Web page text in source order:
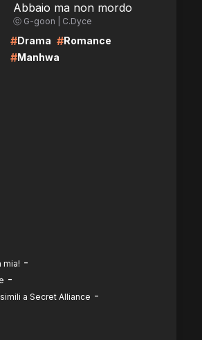
Abbaio ma non mordo
ⓒ G-goon | C.Dyce
#Drama #Romance
#Manhwa
mia! -
-
a Secret Alliance -